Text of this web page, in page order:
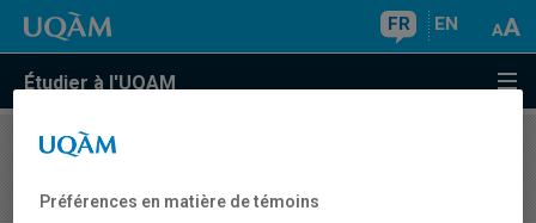
FR EN
Étudier à l'UQAM
COURS//
Préférences en matière de témoins